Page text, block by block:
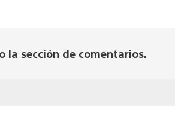
la sección de comentarios.